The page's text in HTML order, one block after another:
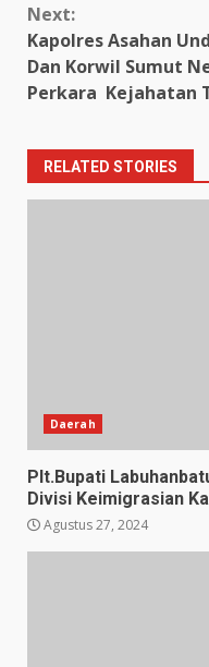
Next:
Kapolres Asahan
Dan Korwil Sumut
Perkara Kejahatan
RELATED STORIES
Daerah
Plt.Bupati
Divisi Keimigrasian
Agustus 27, 2024